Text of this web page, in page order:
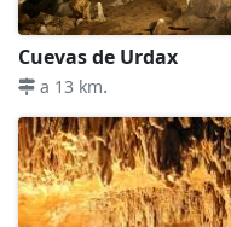
Cuevas de Urdax
a 13 km.